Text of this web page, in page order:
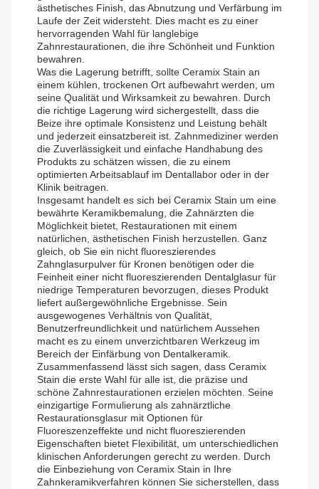
ästhetisches Finish, das Abnutzung und Verfärbung im
Laufe der Zeit widersteht. Dies macht es zu einer
hervorragenden Wahl für langlebige
Zahnrestaurationen, die ihre Schönheit und Funktion
bewahren.
Was die Lagerung betrifft, sollte Ceramix Stain an
einem kühlen, trockenen Ort aufbewahrt werden, um
seine Qualität und Wirksamkeit zu bewahren. Durch
die richtige Lagerung wird sichergestellt, dass die
Beize ihre optimale Konsistenz und Leistung behält
und jederzeit einsatzbereit ist. Zahnmediziner werden
die Zuverlässigkeit und einfache Handhabung des
Produkts zu schätzen wissen, die zu einem
optimierten Arbeitsablauf im Dentallabor oder in der
Klinik beitragen.
Insgesamt handelt es sich bei Ceramix Stain um eine
bewährte Keramikbemalung, die Zahnärzten die
Möglichkeit bietet, Restaurationen mit einem
natürlichen, ästhetischen Finish herzustellen. Ganz
gleich, ob Sie ein nicht fluoreszierendes
Zahnglasurpulver für Kronen benötigen oder die
Feinheit einer nicht fluoreszierenden Dentalglasur für
niedrige Temperaturen bevorzugen, dieses Produkt
liefert außergewöhnliche Ergebnisse. Sein
ausgewogenes Verhältnis von Qualität,
Benutzerfreundlichkeit und natürlichem Aussehen
macht es zu einem unverzichtbaren Werkzeug im
Bereich der Einfärbung von Dentalkeramik.
Zusammenfassend lässt sich sagen, dass Ceramix
Stain die erste Wahl für alle ist, die präzise und
schöne Zahnrestaurationen erzielen möchten. Seine
einzigartige Formulierung als zahnärztliche
Restaurationsglasur mit Optionen für
Fluoreszenzeffekte und nicht fluoreszierenden
Eigenschaften bietet Flexibilität, um unterschiedlichen
klinischen Anforderungen gerecht zu werden. Durch
die Einbeziehung von Ceramix Stain in Ihre
Zahnkeramikverfahren können Sie sicherstellen, dass